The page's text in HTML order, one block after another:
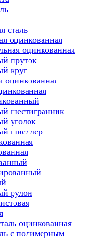
сталь
оцинкованная
оцинкованная
пруток
круг
оцинкованная
шестигранник
уголок
швеллер
рулон
оцинкованная
с полимерным